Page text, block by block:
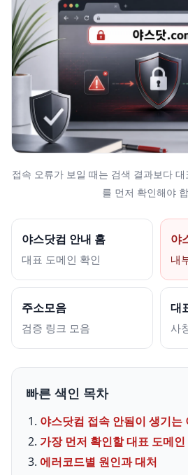
접속 오류가 보일 때는 검색 결과보다
를 먼저 확인해야
야스닷컴 안내 홈
대표 도메인 확인
야
내
주소모음
검증 링크 모음
대
사
빠른 색인 목차
야스닷컴 접속 안됨이 생기는
가장 먼저 확인할 대표 도메인
에러코드별 원인과 대처